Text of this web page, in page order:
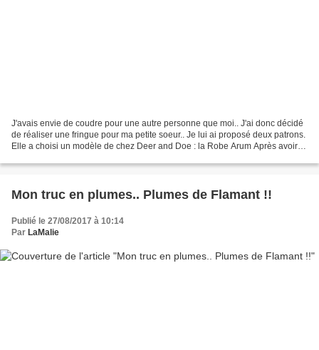
J'avais envie de coudre pour une autre personne que moi.. J'ai donc décidé
de réaliser une fringue pour ma petite soeur.. Je lui ai proposé deux patrons.
Elle a choisi un modèle de chez Deer and Doe : la Robe Arum Après avoir
Mon truc en plumes.. Plumes de Flamant !!
Publié le 27/08/2017 à 10:14
Par LaMalie